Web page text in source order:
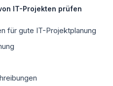
IT-Projekten prüfen
für gute IT-Projektplanung